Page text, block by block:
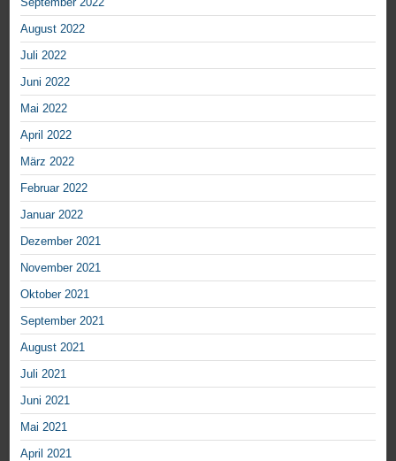
August 2022
Juli 2022
Juni 2022
Mai 2022
April 2022
März 2022
Februar 2022
Januar 2022
Dezember 2021
November 2021
Oktober 2021
September 2021
August 2021
Juli 2021
Juni 2021
Mai 2021
April 2021